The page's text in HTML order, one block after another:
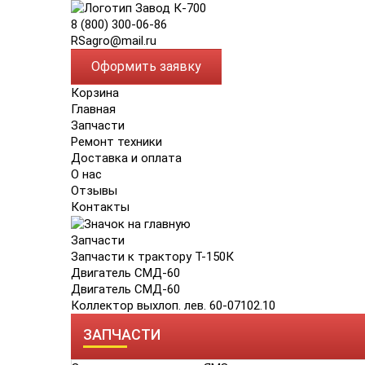
8 (800) 300-06-86
RSagro@mail.ru
Оформить заявку
Корзина
Главная
Запчасти
Ремонт техники
Доставка и оплата
О нас
Отзывы
Контакты
Запчасти
Запчасти к трактору Т-150К
Двигатель СМД-60
Двигатель СМД-60
Коллектор выхлоп. лев. 60-07102.10
ЗАПЧАСТИ